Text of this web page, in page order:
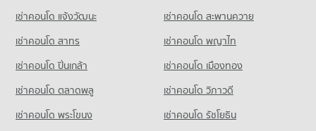
เช่าคอนโด แจ้งวัฒนะ
เช่าคอนโด สะพานควาย
เช่าคอนโด สาทร
เช่าคอนโด พญาไท
เช่าคอนโด ปิ่นเกล้า
เช่าคอนโด เมืองทอง
เช่าคอนโด ตลาดพลู
เช่าคอนโด วิภาวดี
เช่าคอนโด พระโขนง
เช่าคอนโด รัชโยธิน